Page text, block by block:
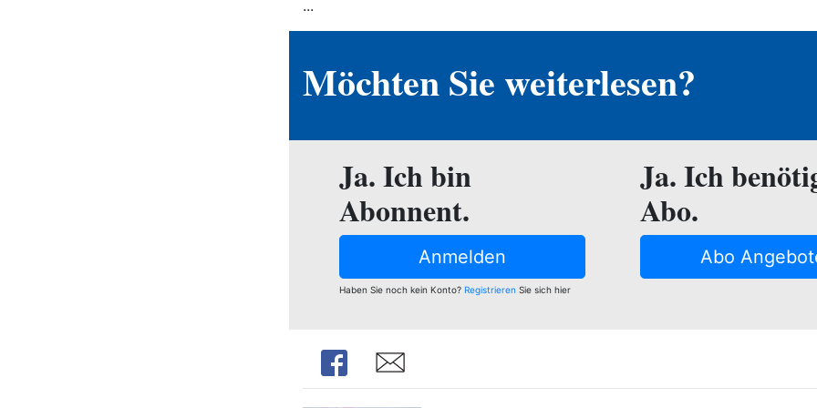
...
Möchten Sie weiterlesen?
Ja. Ich bin
Abonnent.
Anmelden
Haben Sie noch kein Konto?Registrieren Sie sich hier
Ja. Ich
Abo.
Abo
Share Share